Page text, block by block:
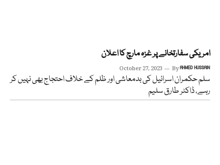
امریکی سفارتخانے پر غزہ مارچ کا اعلان
October 27, 2023 ByAHMED HUSSAIN
سلم حکمران اسرائیل کی بدمعاشی اور ظلم کے خلاف احتجاج بھی نہیں کر
رہے، ڈاکٹر طارق سلیم